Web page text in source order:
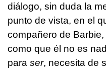
diálogo, sin duda la
punto de vista, en el
compañero de
como que él no es
para ser, necesita de